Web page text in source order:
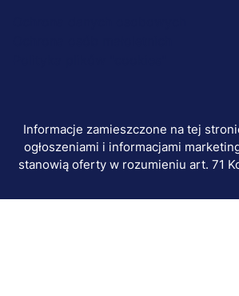
Informacje zamieszczone na tej
ogłoszeniami i informacjami
stanowią oferty w rozumieniu art. 71